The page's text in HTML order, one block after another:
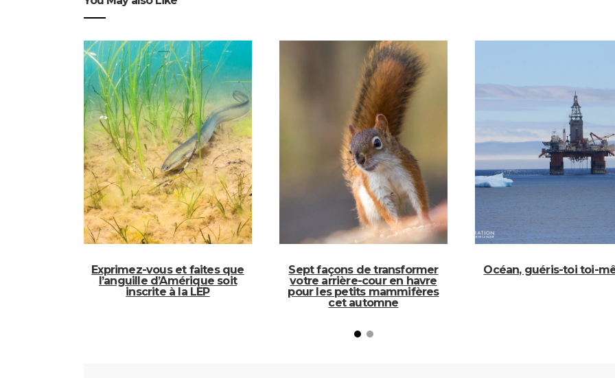
Exprimez-vous et faites que
l’anguille d’Amérique soit
inscrite à la LEP
Sept façons de transformer
votre arrière-cour en havre
pour les petits mammifères
cet automne
Océan, guéris-toi toi-